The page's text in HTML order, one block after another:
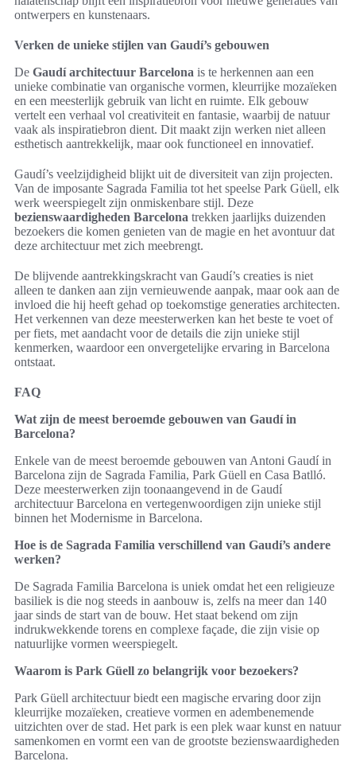
ontwerpers en kunstenaars.
Verken de unieke stijlen van Gaudí’s gebouwen
De Gaudí architectuur Barcelona is te herkennen aan een
unieke combinatie van organische vormen, kleurrijke mozaïeken
en een meesterlijk gebruik van licht en ruimte. Elk gebouw
vertelt een verhaal vol creativiteit en fantasie, waarbij de natuur
vaak als inspiratiebron dient. Dit maakt zijn werken niet alleen
esthetisch aantrekkelijk, maar ook functioneel en innovatief.
Gaudí’s veelzijdigheid blijkt uit de diversiteit van zijn projecten.
Van de imposante Sagrada Familia tot het speelse Park Güell, elk
werk weerspiegelt zijn onmiskenbare stijl. Deze
bezienswaardigheden Barcelona trekken jaarlijks duizenden
bezoekers die komen genieten van de magie en het avontuur dat
deze architectuur met zich meebrengt.
De blijvende aantrekkingskracht van Gaudí’s creaties is niet
alleen te danken aan zijn vernieuwende aanpak, maar ook aan de
invloed die hij heeft gehad op toekomstige generaties architecten.
Het verkennen van deze meesterwerken kan het beste te voet of
per fiets, met aandacht voor de details die zijn unieke stijl
kenmerken, waardoor een onvergetelijke ervaring in Barcelona
ontstaat.
FAQ
Wat zijn de meest beroemde gebouwen van Gaudí in
Barcelona?
Enkele van de meest beroemde gebouwen van Antoni Gaudí in
Barcelona zijn de Sagrada Familia, Park Güell en Casa Batlló.
Deze meesterwerken zijn toonaangevend in de Gaudí
architectuur Barcelona en vertegenwoordigen zijn unieke stijl
binnen het Modernisme in Barcelona.
Hoe is de Sagrada Familia verschillend van Gaudí’s andere
werken?
De Sagrada Familia Barcelona is uniek omdat het een religieuze
basiliek is die nog steeds in aanbouw is, zelfs na meer dan 140
jaar sinds de start van de bouw. Het staat bekend om zijn
indrukwekkende torens en complexe façade, die zijn visie op
natuurlijke vormen weerspiegelt.
Waarom is Park Güell zo belangrijk voor bezoekers?
Park Güell architectuur biedt een magische ervaring door zijn
kleurrijke mozaïeken, creatieve vormen en adembenemende
uitzichten over de stad. Het park is een plek waar kunst en natuur
samenkomen en vormt een van de grootste bezienswaardigheden
Barcelona.